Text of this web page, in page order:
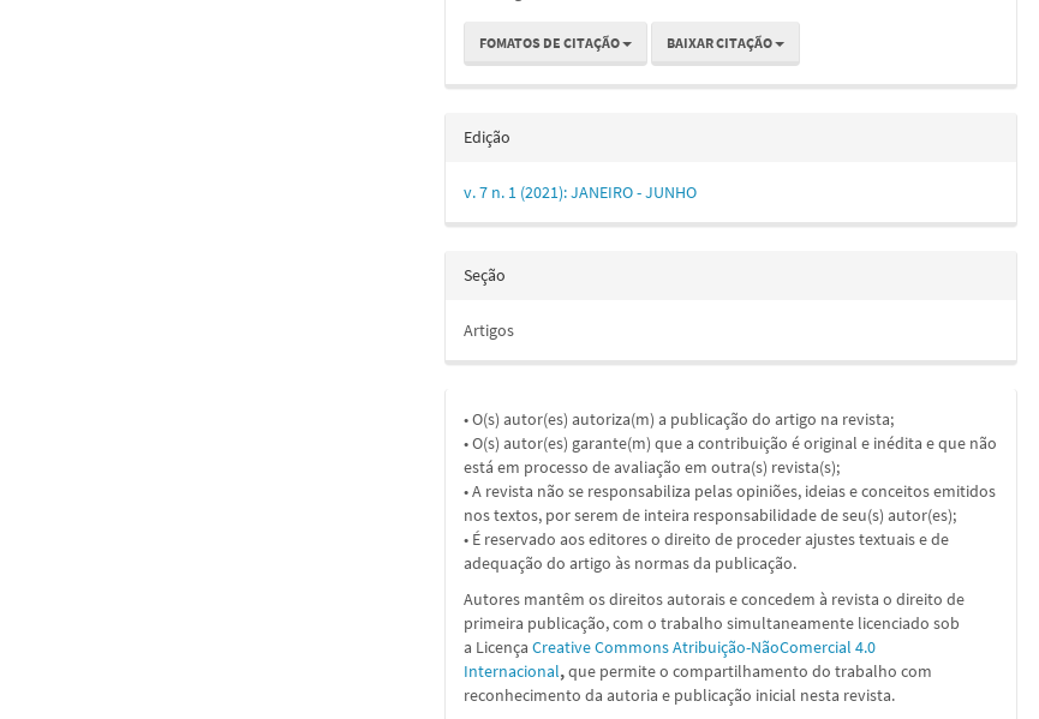
FOMATOS DE CITAÇÃO BAIXAR CITAÇÃO
Edição
v. 7 n. 1 (2021): JANEIRO - JUNHO
Seção
Artigos
• O(s) autor(es) autoriza(m) a publicação do artigo na revista;
• O(s) autor(es) garante(m) que a contribuição é original e inédita e que não
está em processo de avaliação em outra(s) revista(s);
• A revista não se responsabiliza pelas opiniões, ideias e conceitos emitidos
nos textos, por serem de inteira responsabilidade de seu(s) autor(es);
• É reservado aos editores o direito de proceder ajustes textuais e de
adequação do artigo às normas da publicação.
Autores mantêm os direitos autorais e concedem à revista o direito de
primeira publicação, com o trabalho simultaneamente licenciado sob
a LicençaCreative Commons Atribuição-NãoComercial 4.0
Internacional,que permite o compartilhamento do trabalho com
reconhecimento da autoria e publicação inicial nesta revista.